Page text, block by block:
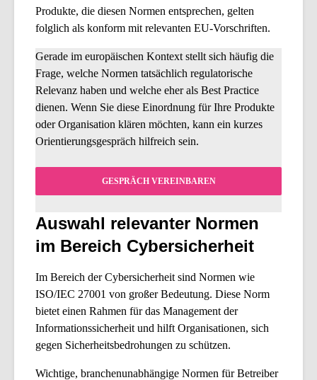
Produkte, die diesen Normen entsprechen, gelten
folglich als konform mit relevanten EU-Vorschriften.
Gerade im europäischen Kontext stellt sich häufig die
Frage, welche Normen tatsächlich regulatorische
Relevanz haben und welche eher als Best Practice
dienen. Wenn Sie diese Einordnung für Ihre Produkte
oder Organisation klären möchten, kann ein kurzes
Orientierungsgespräch hilfreich sein.
GESPRÄCH VEREINBAREN
Auswahl relevanter Normen
im Bereich Cybersicherheit
Im Bereich der Cybersicherheit sind Normen wie
ISO/IEC 27001 von großer Bedeutung. Diese Norm
bietet einen Rahmen für das Management der
Informationssicherheit und hilft Organisationen, sich
gegen Sicherheitsbedrohungen zu schützen.
Wichtige, branchenunabhängige Normen für Betreiber